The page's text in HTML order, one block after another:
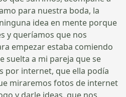
para nuestra boda, la
idea en mente porque
y queríamos que nos
empezar estaba comiendo
suelta a mi pareja que se
por internet, que ella podía
miraremos fotos de internet